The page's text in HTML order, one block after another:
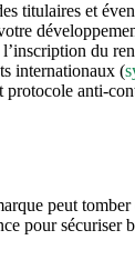
titulaires et
du
internationaux (
protocole anti-
peut tomber
pour sécuriser